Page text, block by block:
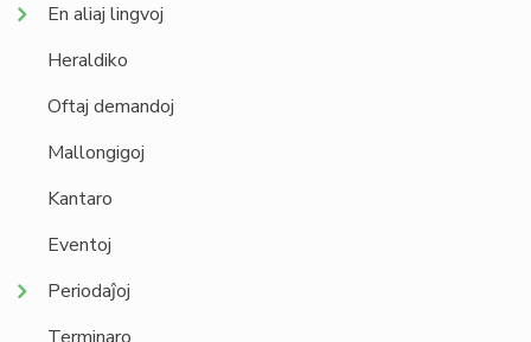
En aliaj lingvoj
Heraldiko
Oftaj demandoj
Mallongigoj
Kantaro
Eventoj
Periodaĵoj